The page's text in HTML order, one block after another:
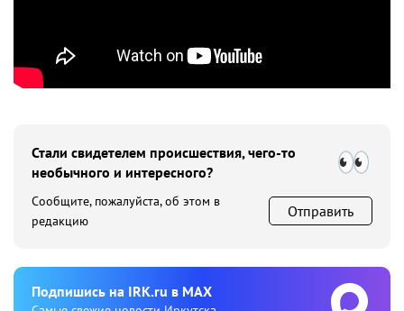
Стали свидетелем происшествия, чего-то
необычного и интересного?
Сообщите, пожалуйста, об этом в
редакцию
Отправить
Подпишиcь на IRK.ru в MAX